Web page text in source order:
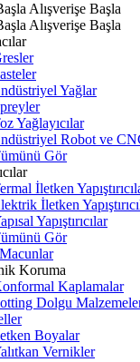
Alışverişe Başla
Alışverişe Başla
Yağlar
Yağlayıcılar
Robot ve
Gör
İletken
İletken
Yapıştırıcılar
Gör
Koruma
Kaplamalar
Dolgu
Boyalar
Vernikler